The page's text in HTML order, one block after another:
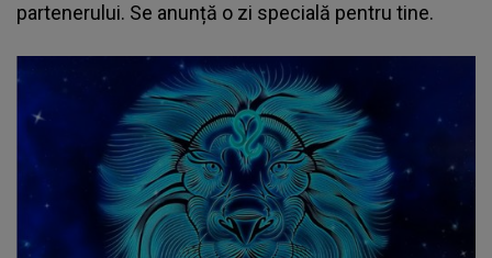
partenerului. Se anunță o zi specială pentru tine.